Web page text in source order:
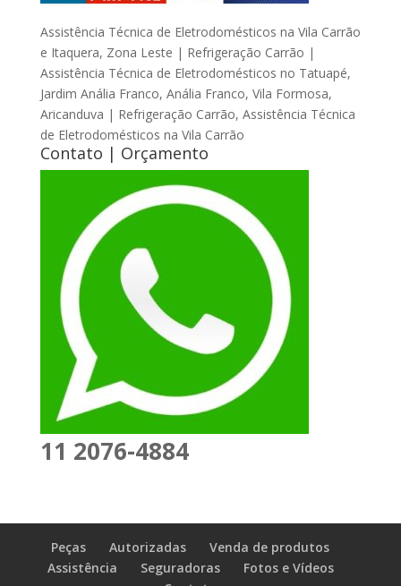
Assistência Técnica de Eletrodomésticos na Vila Carrão
e Itaquera, Zona Leste | Refrigeração Carrão |
Assistência Técnica de Eletrodomésticos no Tatuapé,
Jardim Anália Franco, Anália Franco, Vila Formosa,
Aricanduva | Refrigeração Carrão, Assistência Técnica
de Eletrodomésticos na Vila Carrão
Contato | Orçamento
11 2076-4884
Peças Autorizadas
Venda de produtos
Assistência
Seguradoras
Fotos e Vídeos